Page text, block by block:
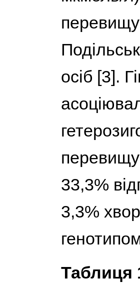
осіб [3].
33,3%
3,3%
Таблиця